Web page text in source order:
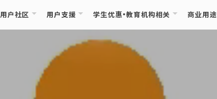
用户社区 用户支援 学生优惠・教育机构相关 商业用途